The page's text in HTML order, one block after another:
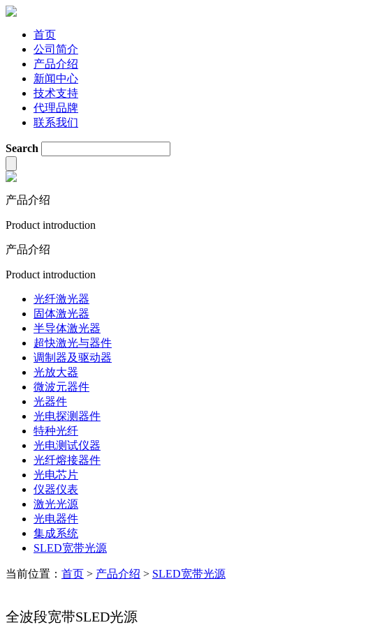
首页
公司简介
产品介绍
新闻中心
技术支持
代理品牌
联系我们
Search
产品介绍
Product introduction
产品介绍
Product introduction
光纤激光器
固体激光器
半导体激光器
超快激光与器件
调制器及驱动器
光放大器
微波元器件
光器件
光电探测器件
特种光纤
光电测试仪器
光纤熔接器件
光电芯片
仪器仪表
激光光源
光电器件
集成系统
SLED宽带光源
当前位置： 首页 > 产品介绍 > SLED宽带光源
全波段宽带SLED光源